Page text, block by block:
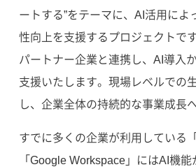
ートする”をテーマに、AI活用によ
性向上を支援するプロジェクトです
パートナー企業と連携し、AI導入
支援いたします。現場レベルでの
し、企業全体の持続的な事業成長
すでに多くの企業が利用している
「Google Workspace」にはAI機能